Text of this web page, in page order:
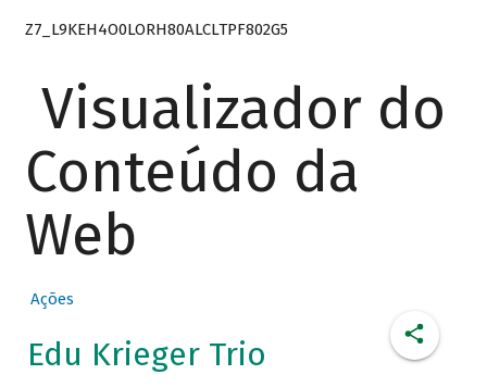
Z7_L9KEH4O0LORH80ALCLTPF802G5
Visualizador do
Conteúdo da
Web
Ações
Edu Krieger Trio